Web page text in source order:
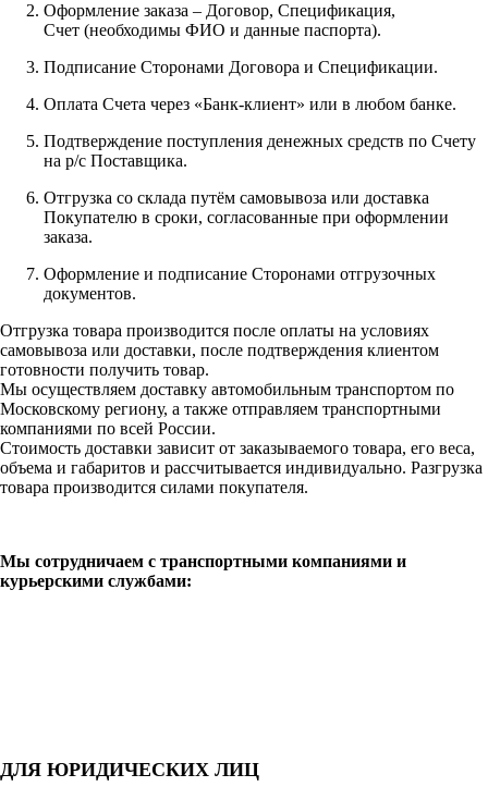
Оформление заказа – Договор, Спецификация,
Счет (необходимы ФИО и данные паспорта).
Подписание Сторонами Договора и Спецификации.
Оплата Счета через «Банк-клиент» или в любом банке.
Подтверждение поступления денежных средств по Счету
на р/с Поставщика.
Отгрузка со склада путём самовывоза или доставка
Покупателю в сроки, согласованные при оформлении
заказа.
Оформление и подписание Сторонами отгрузочных
документов.
Отгрузка товара производится после оплаты на условиях
самовывоза или доставки, после подтверждения клиентом
готовности получить товар.
Мы осуществляем доставку автомобильным транспортом по
Московскому региону, а также отправляем транспортными
компаниями по всей России.
Стоимость доставки зависит от заказываемого товара, его веса,
объема и габаритов и рассчитывается индивидуально. Разгрузка
товара производится силами покупателя.
Мы сотрудничаем с транспортными компаниями и
курьерскими службами:
ДЛЯ ЮРИДИЧЕСКИХ ЛИЦ